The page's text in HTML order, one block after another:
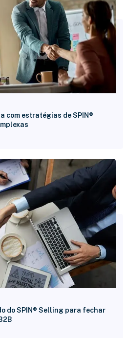
com estratégias de SPIN®
do SPIN® Selling para fechar